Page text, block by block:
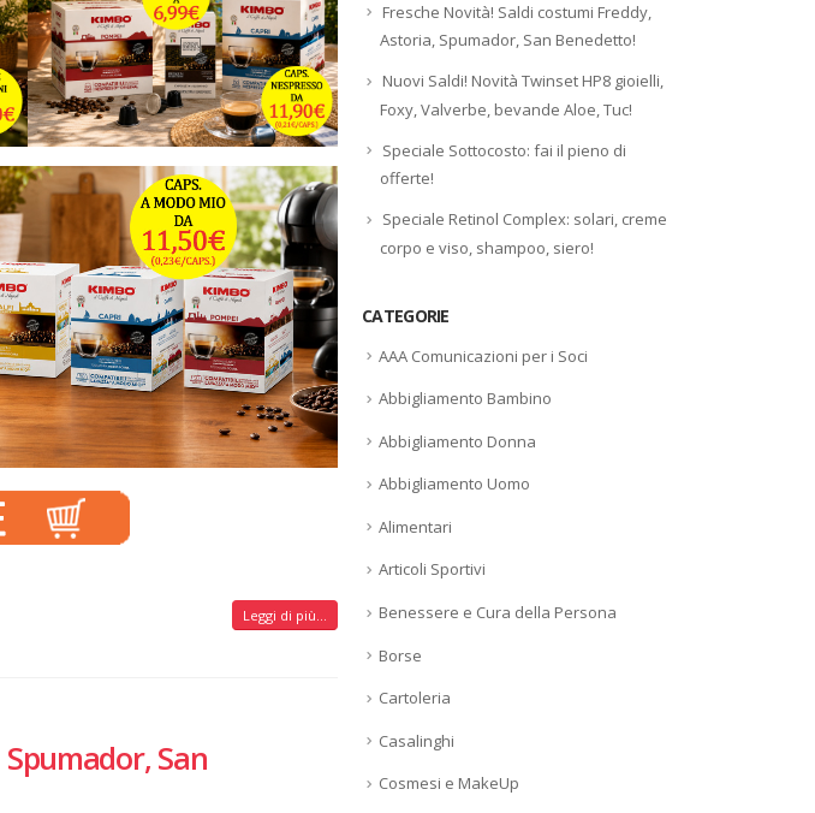
Leggi di più...
San
Fresche Novità! Saldi costumi Freddy,
Astoria, Spumador, San Benedetto!
Nuovi Saldi! Novità Twinset HP8 gioielli,
Foxy, Valverbe, bevande Aloe, Tuc!
Speciale Sottocosto: fai il pieno di
offerte!
Speciale Retinol Complex: solari, creme
corpo e viso, shampoo, siero!
CATEGORIE
AAA Comunicazioni per i Soci
Abbigliamento Bambino
Abbigliamento Donna
Abbigliamento Uomo
Alimentari
Articoli Sportivi
Benessere e Cura della Persona
Borse
Cartoleria
Casalinghi
Cosmesi e MakeUp